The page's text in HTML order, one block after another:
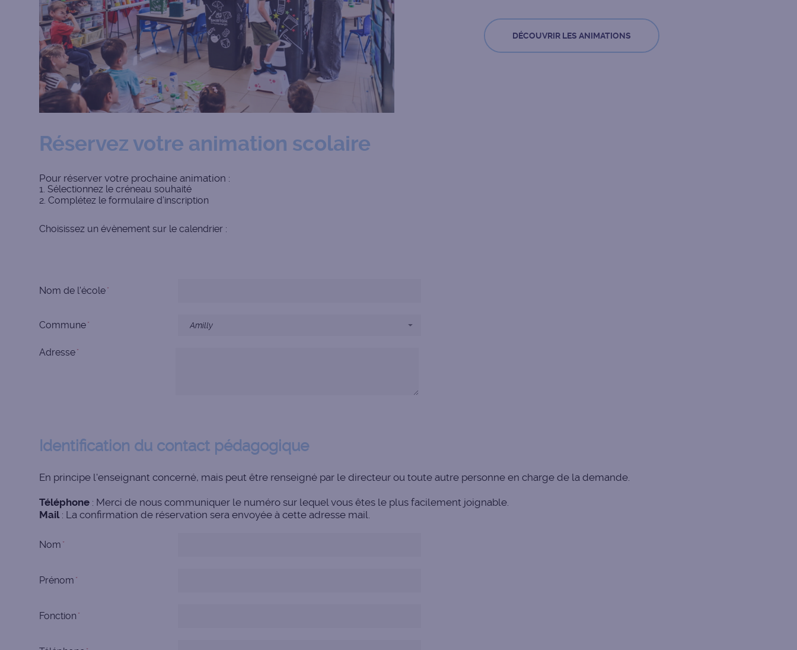
DÉCOUVRIR LES ANIMATIONS
Réservez votre animation scolaire
Pour réserver votre prochaine animation :
Sélectionnez le créneau souhaité
Complétez le formulaire d’inscription
Choisissez un évènement sur le calendrier :
Nom de l'école
Commune
Adresse
Identification du contact pédagogique
En principe l'enseignant concerné, mais peut être renseigné par le directeur ou toute autre personne en charge de la demande.
Téléphone : Merci de nous communiquer le numéro sur lequel vous êtes le plus facilement joignable.
Mail: La confirmation de réservation sera envoyée à cette adresse mail.
Nom
Prénom
Fonction